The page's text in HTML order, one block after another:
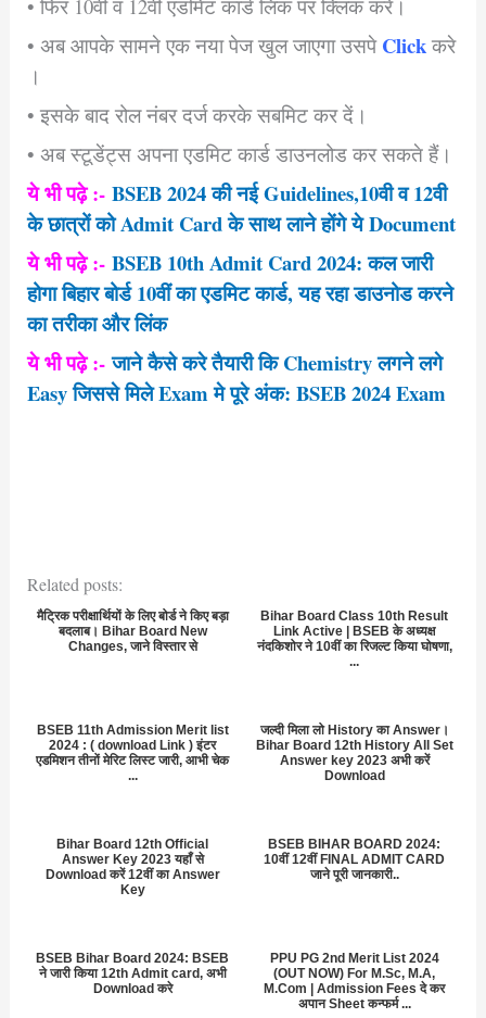
• फिर 10वीं व 12वीं एडमिट कार्ड लिंक पर क्लिक करें।
• अब आपके सामने एक नया पेज खुल जाएगा उसपे Click करे
।
• इसके बाद रोल नंबर दर्ज करके सबमिट कर दें।
• अब स्टूडेंट्स अपना एडमिट कार्ड डाउनलोड कर सकते हैं।
ये भी पढ़े :- BSEB 2024 की नई Guidelines,10वी व 12वी
के छात्रों को Admit Card के साथ लाने होंगे ये Document
ये भी पढ़े :- BSEB 10th Admit Card 2024: कल जारी
होगा बिहार बोर्ड 10वीं का एडमिट कार्ड, यह रहा डाउनोड करने
का तरीका और लिंक
ये भी पढ़े :-जाने कैसे करे तैयारी कि Chemistry लगने लगे
Easy जिससे मिले Exam मे पूरे अंक: BSEB 2024 Exam
Related posts:
मैट्रिक परीक्षार्थियों के लिए बोर्ड ने किए बड़ा
बदलाब। Bihar Board New
Changes, जाने विस्तार से
Bihar Board Class 10th Result
Link Active | BSEB के अध्यक्ष
नंदकिशोर ने 10वीं का रिजल्ट किया घोषणा,
...
BSEB 11th Admission Merit list
2024 : ( download Link ) इंटर
एडमिशन तीनों मेरिट लिस्ट जारी, आभी चेक
...
जल्दी मिला लो History का Answer।
Bihar Board 12th History All Set
Answer key 2023 अभी करें
Download
Bihar Board 12th Official
Answer Key 2023 यहाँ से
Download करें 12वीं का Answer
Key
BSEB BIHAR BOARD 2024:
10वीं 12वीं FINAL ADMIT CARD
जाने पूरी जानकारी..
BSEB Bihar Board 2024: BSEB
ने जारी किया 12th Admit card, अभी
Download करे
PPU PG 2nd Merit List 2024
(OUT NOW) For M.Sc, M.A,
M.Com | Admission Fees दे कर
अपान Sheet कन्फर्म ...